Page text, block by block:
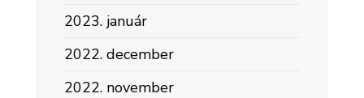
2023. január
2022. december
2022. november